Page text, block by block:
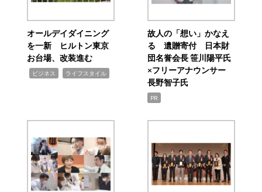
オールデイダイニング
を一新 ヒルトン東京
お台場、改装進む
ビジネス ライフスタイル
故人の「想い」かなえ
る 遺贈寄付 日本財
団名誉会長 笹川陽平氏
×フリーアナウンサー
長野智子氏
PR